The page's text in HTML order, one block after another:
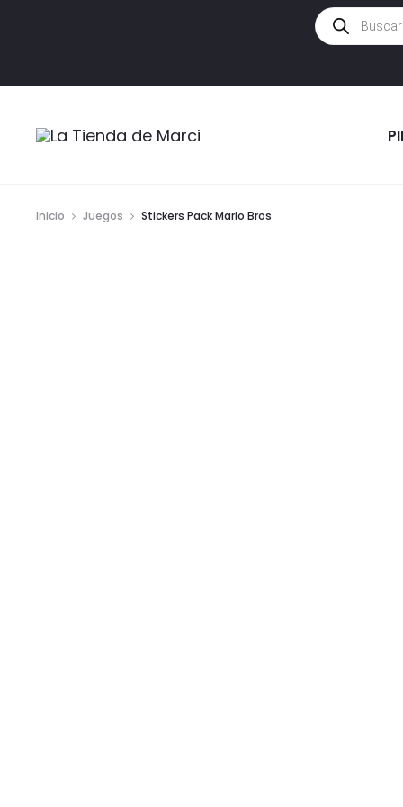
Búsqueda
de
productos
Inicio Juegos Stickers Pack Mario Bros